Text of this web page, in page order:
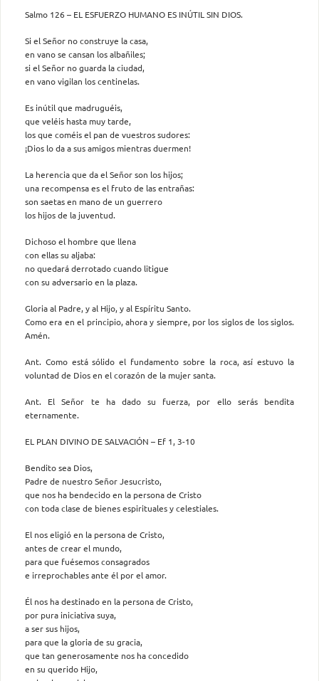
Salmo 126 – EL ESFUERZO HUMANO ES INÚTIL SIN DIOS.
Si el Señor no construye la casa,
en vano se cansan los albañiles;
si el Señor no guarda la ciudad,
en vano vigilan los centinelas.
Es inútil que madruguéis,
que veléis hasta muy tarde,
los que coméis el pan de vuestros sudores:
¡Dios lo da a sus amigos mientras duermen!
La herencia que da el Señor son los hijos;
una recompensa es el fruto de las entrañas:
son saetas en mano de un guerrero
los hijos de la juventud.
Dichoso el hombre que llena
con ellas su aljaba:
no quedará derrotado cuando litigue
con su adversario en la plaza.
Gloria al Padre, y al Hijo, y al Espíritu Santo.
Como era en el principio, ahora y siempre, por los siglos de los siglos.
Amén.
Ant. Como está sólido el fundamento sobre la roca, así estuvo la
voluntad de Dios en el corazón de la mujer santa.
Ant. El Señor te ha dado su fuerza, por ello serás bendita
eternamente.
EL PLAN DIVINO DE SALVACIÓN – Ef 1, 3-10
Bendito sea Dios,
Padre de nuestro Señor Jesucristo,
que nos ha bendecido en la persona de Cristo
con toda clase de bienes espirituales y celestiales.
El nos eligió en la persona de Cristo,
antes de crear el mundo,
para que fuésemos consagrados
e irreprochables ante él por el amor.
Él nos ha destinado en la persona de Cristo,
por pura iniciativa suya,
a ser sus hijos,
para que la gloria de su gracia,
que tan generosamente nos ha concedido
en su querido Hijo,